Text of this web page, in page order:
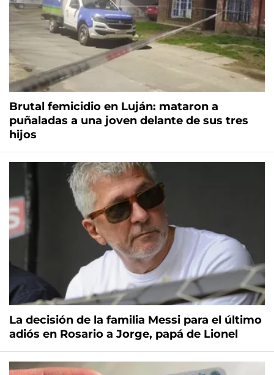
Brutal femicidio en Luján: mataron a
puñaladas a una joven delante de sus tres
hijos
La decisión de la familia Messi para el último
adiós en Rosario a Jorge, papá de Lionel